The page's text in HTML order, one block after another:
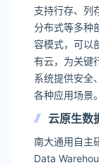
支持行存、列
分布式等多种
容模式，可以
有云，为关键
系统提供安全
各种应用场景。
云原生数
南大通用自主
Data